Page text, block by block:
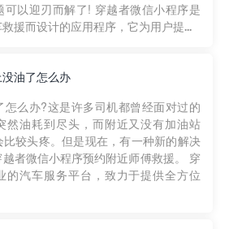
可以迎刃而解了! 穿越者微信小程序是
援而设计的应用程序，它为用户提...
油了怎么办
怎么办?这是许多司机都曾经面对过的
然油耗到尽头，而附近又没有加油站
比较头疼。但是现在，有一种新的解决
者微信小程序预约附近师傅救援。 穿
的汽车服务平台，致力于提供全方位